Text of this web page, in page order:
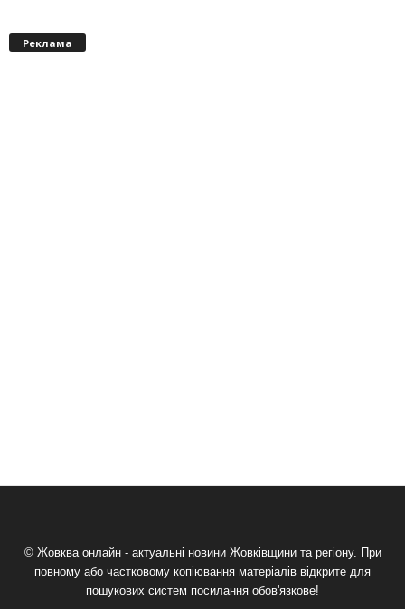
Реклама
© Жовква онлайн - актуальні новини Жовківщини та регіону. При
повному або частковому копіювання матеріалів відкрите для
пошукових систем посилання обов'язкове!